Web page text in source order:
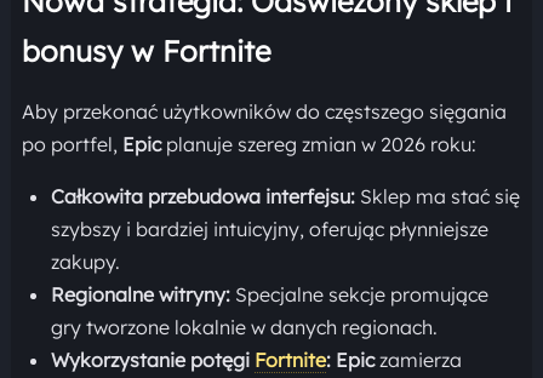
bonusy w Fortnite
Aby przekonać użytkowników do częstszego sięgania
po portfel, Epicplanuje szereg zmian w 2026 roku:
Całkowita przebudowa interfejsu:Sklep ma stać się
szybszy i bardziej intuicyjny, oferując płynniejsze
zakupy.
Regionalne witryny:Specjalne sekcje promujące
gry tworzone lokalnie w danych regionach.
Wykorzystanie potęgi Fortnite: Epiczamierza